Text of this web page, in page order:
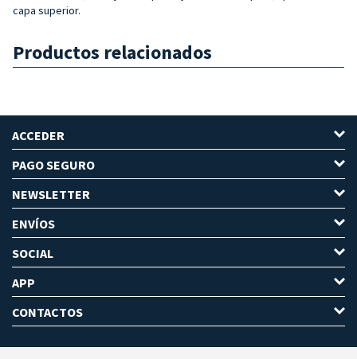
capa superior.
Productos relacionados
ACCEDER
PAGO SEGURO
NEWSLETTER
ENVÍOS
SOCIAL
APP
CONTACTOS